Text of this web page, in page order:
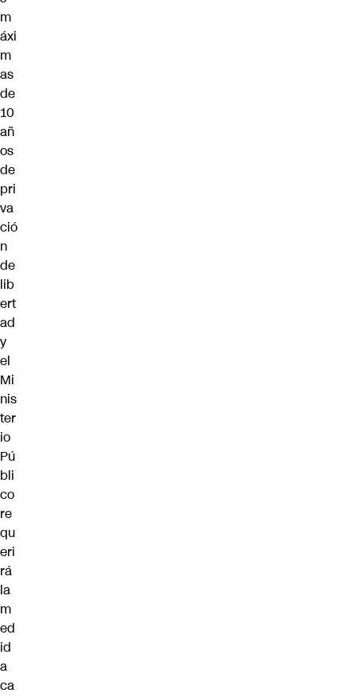
m
áxi
m
as
de
10
añ
os
de
pri
va
ció
n
de
lib
ert
ad
y
el
Mi
nis
ter
io
Pú
bli
co
re
qu
eri
rá
la
m
ed
id
a
ca